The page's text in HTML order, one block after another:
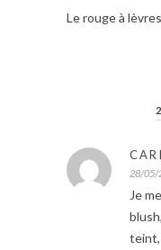
Le rouge à
CARI
28/05/
Je
teint,